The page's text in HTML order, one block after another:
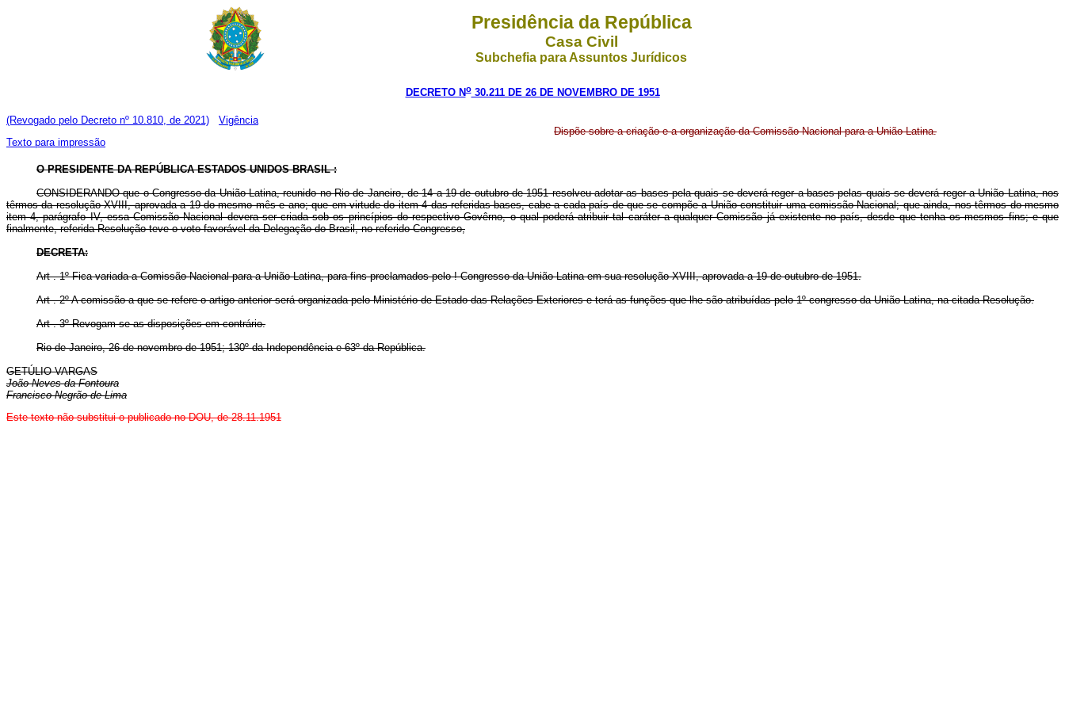
Presidência da República
Casa Civil
Subchefia para Assuntos Jurídicos
DECRETO No30.211 DE 26 DE NOVEMBRO DE 1951
(Revogado pelo Decreto nº 10.810, de 2021)
Vigência
Texto para impressão
Dispõe sobre a criação e a organização da Comissão Nacional para a União Latina.
O PRESIDENTE DA REPÚBLICA ESTADOS UNIDOS BRASIL :
CONSIDERANDO que o Congresso da União Latina, reunido no Rio de Janeiro, de 14 a 19 de outubro de 1951 resolveu adotar as bases pela quais se deverá reger a bases pelas quais se deverá reger a União Latina, nos
têrmos da resolução XVIII, aprovada a 19 do mesmo mês e ano; que em virtude do item 4 das referidas bases, cabe a cada país de que se compõe a União constituir uma comissão Nacional; que ainda, nos têrmos do mesmo
item 4, parágrafo IV, essa Comissão Nacional devera ser criada sob os princípios do respectivo Govêrno, o qual poderá atribuir tal caráter a qualquer Comissão já existente no país, desde que tenha os mesmos fins; e que
finalmente, referida Resolução teve o voto favorável da Delegação do Brasil, no referido Congresso,
DECRETA:
Art . 1º Fica variada a Comissão Nacional para a União Latina, para fins proclamados pelo ! Congresso da União Latina em sua resolução XVIII, aprovada a 19 de outubro de 1951.
Art . 2º A comissão a que se refere o artigo anterior será organizada pelo Ministério de Estado das Relações Exteriores e terá as funções que lhe são atribuídas pelo 1º congresso da União Latina, na citada Resolução.
Art . 3º Revogam-se as disposições em contrário.
Rio de Janeiro, 26 de novembro de 1951; 130º da Independência e 63º da República.
GETÚLIO VARGAS
João Neves da Fontoura
Francisco Negrão de Lima
Este textonãosubstitui o publicado no DOU, de 28.11.1951